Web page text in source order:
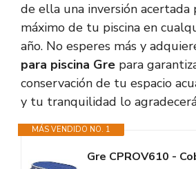
de ella una inversión
máximo de tu piscina en
año. No esperes más y
para piscina Gre para
conservación de tu espacio
y tu tranquilidad lo
MÁS VENDIDO NO. 1